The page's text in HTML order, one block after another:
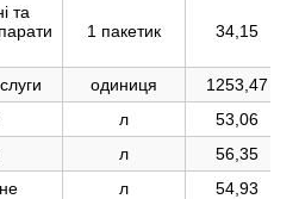
та
1 пакетик 34,15
одиниця
1253,47
л
53,06
л
56,35
л 54,93